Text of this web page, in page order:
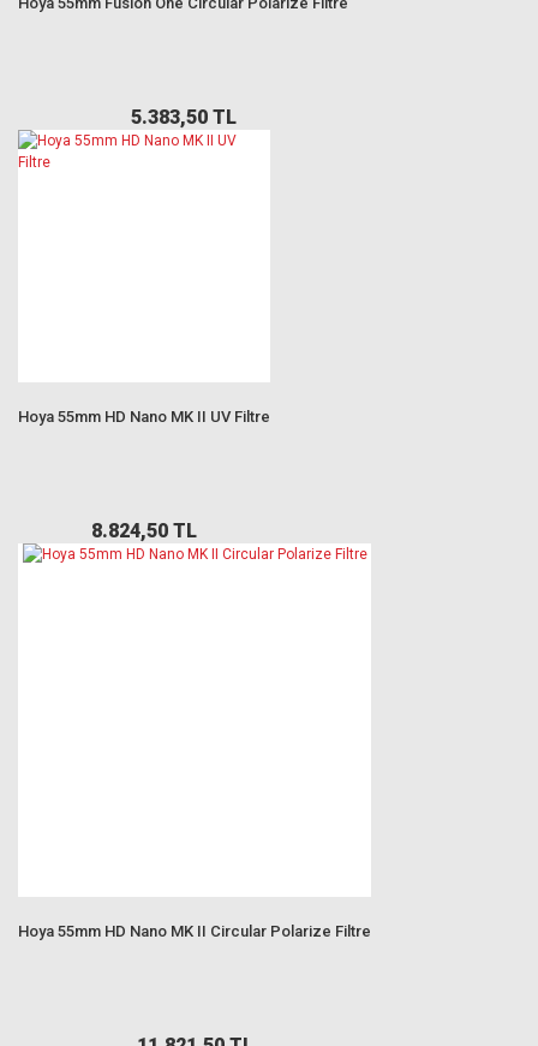
5.383,50 TL
Hoya 55mm HD Nano MK II UV Filtre
8.824,50 TL
Hoya 55mm HD Nano MK II Circular Polarize Filtre